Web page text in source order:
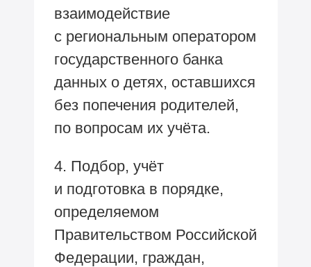
взаимодействие
с региональным оператором
государственного банка
данных о детях, оставшихся
без попечения родителей,
по вопросам их учёта.
4. Подбор, учёт
и подготовка в порядке,
определяемом
Правительством Российской
Федерации, граждан,